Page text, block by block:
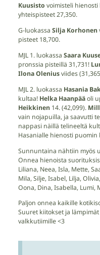
Kuusisto voimisteli
yhteispisteet 27,350.
G-luokassa Silja Korhonen
pisteet 18,700.
MJL 1. luokassa Saara
pronssia pisteillä 31,731!
Ilona Oleniusviides
MJL 2. luokassa Hasania
kultaa! Helka Haanpääoli
Heikkinen14. (42,099).
vain nojapuilla, ja saavutti
nappasi näillä telineeltä
Hasanialle hienosti puomin
Sunnuntaina nähtiin myös
Onnea hienoista
Liliana, Neea, Isla, Mette,
Mila, Silje, Isabel, Lilja,
Oona, Dina, Isabella, Lumi,
Paljon onnea kaikille
Suuret kiitokset ja
valkkutiimille <3